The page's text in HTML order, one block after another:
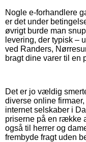
Nogle e-forhandlere
er det under
øvrigt burde man
levering, der typisk –
ved Randers,
bragt dine varer til en
Det er jo vældig
diverse online
internet selskaber i
priserne på en række
også til herrer og
frembyde fragt uden